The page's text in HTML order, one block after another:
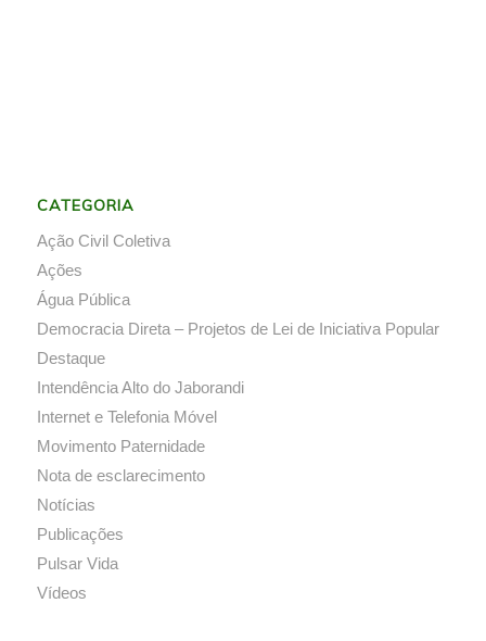
CATEGORIA
Ação Civil Coletiva
Ações
Água Pública
Democracia Direta – Projetos de Lei de Iniciativa Popular
Destaque
Intendência Alto do Jaborandi
Internet e Telefonia Móvel
Movimento Paternidade
Nota de esclarecimento
Notícias
Publicações
Pulsar Vida
Vídeos